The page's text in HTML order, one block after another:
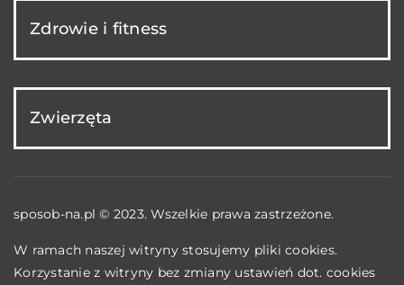
Zdrowie i fitness
Zwierzęta
sposob-na.pl © 2023. Wszelkie prawa zastrzeżone.
W ramach naszej witryny stosujemy pliki cookies.
Korzystanie z witryny bez zmiany ustawień dot. cookies